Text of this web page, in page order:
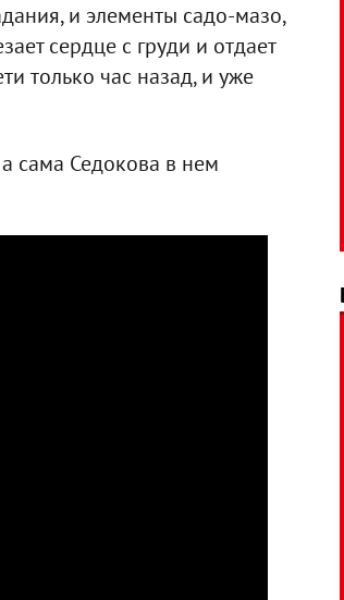
и элементы садо-мазо,
сердце с груди и отдает
только час назад, и уже
сама Седокова в нем